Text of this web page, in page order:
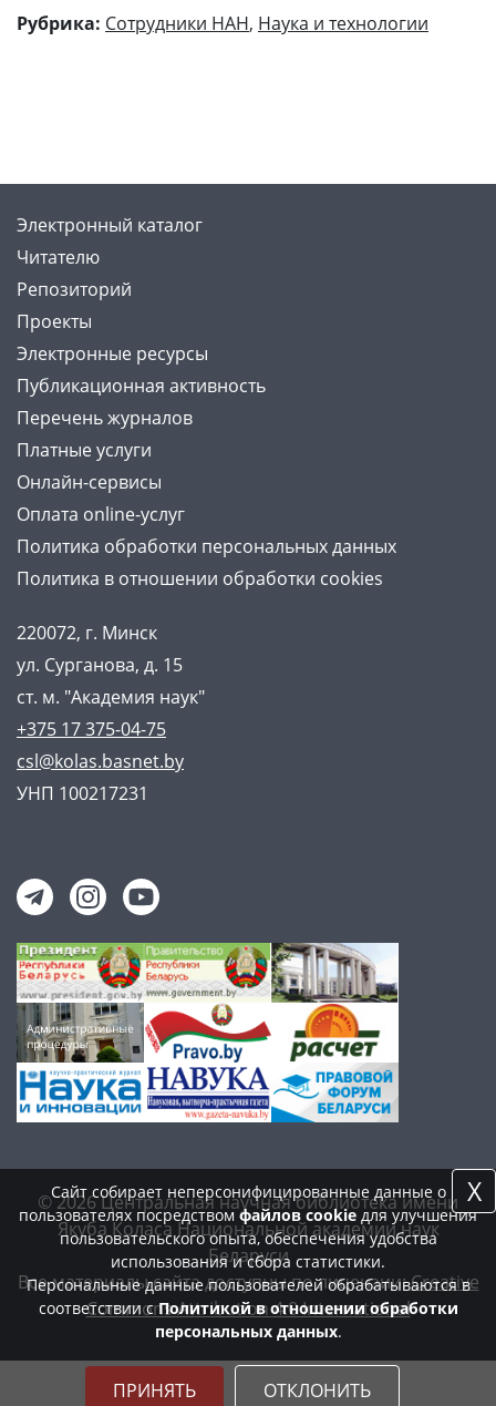
Рубрика: Сотрудники НАН, Наука и технологии
Электронный каталог
Читателю
Репозиторий
Проекты
Электронные ресурсы
Публикационная активность
Перечень журналов
Платные услуги
Онлайн-сервисы
Оплата online-услуг
Политика обработки персональных данных
Политика в отношении обработки cookies
220072, г. Минск
ул. Сурганова, д. 15
ст. м. "Академия наук"
+375 17 375-04-75
csl@kolas.basnet.by
УНП 100217231
© 2026 Центральная научная библиотека имени
Якуба Коласа Национальной академии наук
Беларуси
Все материалы сайта доступны по лицензии:Creative
Commons Attribution 4.0 International
Сайт собирает неперсонифицированные данные о
пользователях посредствомфайлов cookieдля улучшения
пользовательского опыта, обеспечения удобства
использования и сбора статистики.
Персональные данные пользователей обрабатываются в
соответствии сПолитикой в отношении обработки
персональных данных.
ПРИНЯТЬ ОТКЛОНИТЬ
X